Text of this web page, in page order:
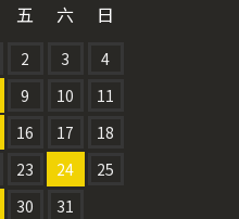
五 六 日
月
»
2 3
4
9 10
11
16 17
18
23 24
25
30 31